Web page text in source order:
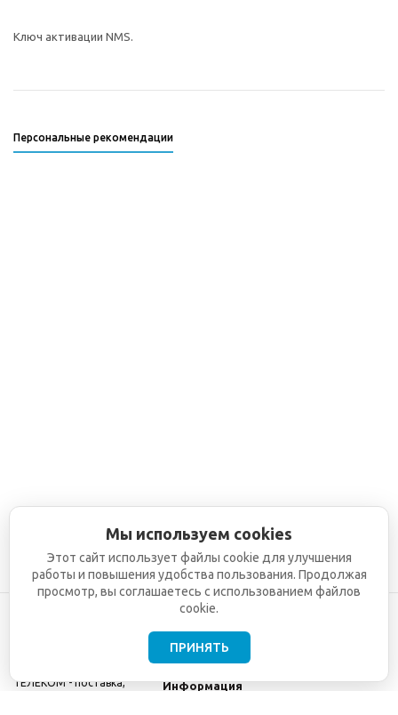
Ключ активации NMS.
Персональные рекомендации
ТЕЛЕКОМ - поставка,
Информация
Мы используем cookies
Этот сайт использует файлы cookie для улучшения
работы и повышения удобства пользования. Продолжая
просмотр, вы соглашаетесь с использованием файлов
cookie.
ПРИНЯТЬ